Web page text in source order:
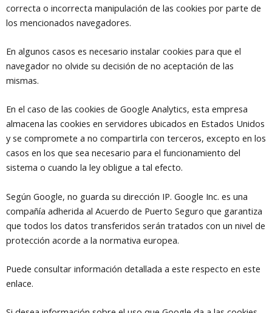
correcta o incorrecta manipulación de las cookies por parte de
los mencionados navegadores.
En algunos casos es necesario instalar cookies para que el
navegador no olvide su decisión de no aceptación de las
mismas.
En el caso de las cookies de Google Analytics, esta empresa
almacena las cookies en servidores ubicados en Estados Unidos
y se compromete a no compartirla con terceros, excepto en los
casos en los que sea necesario para el funcionamiento del
sistema o cuando la ley obligue a tal efecto.
Según Google, no guarda su dirección IP. Google Inc. es una
compañía adherida al Acuerdo de Puerto Seguro que garantiza
que todos los datos transferidos serán tratados con un nivel de
protección acorde a la normativa europea.
Puede consultar información detallada a este respecto en este
enlace.